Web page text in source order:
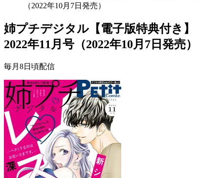
（2022年10月7日発売）
姉プチデジタル【電子版特典付き】
2022年11月号（2022年10月7日発売）
毎月8日頃配信